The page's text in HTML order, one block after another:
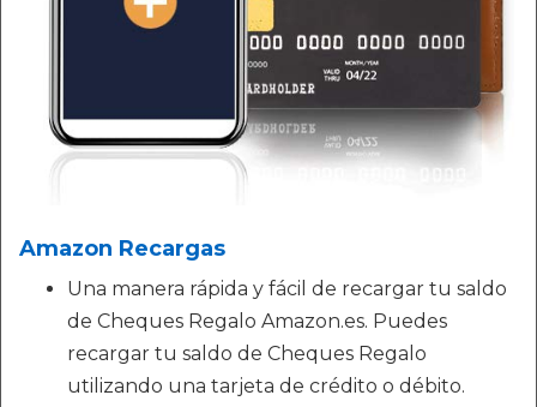
Amazon Recargas
Una manera rápida y fácil de recargar tu saldo
de Cheques Regalo Amazon.es. Puedes
recargar tu saldo de Cheques Regalo
utilizando una tarjeta de crédito o débito.